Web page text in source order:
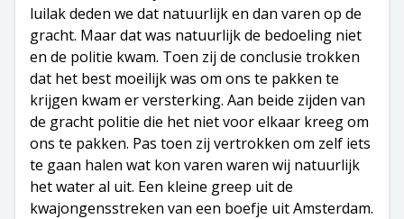
luilak deden we dat natuurlijk en dan varen op de
gracht. Maar dat was natuurlijk de bedoeling niet
en de politie kwam. Toen zij de conclusie trokken
dat het best moeilijk was om ons te pakken te
krijgen kwam er versterking. Aan beide zijden van
de gracht politie die het niet voor elkaar kreeg om
ons te pakken. Pas toen zij vertrokken om zelf iets
te gaan halen wat kon varen waren wij natuurlijk
het water al uit. Een kleine greep uit de
kwajongensstreken van een boefje uit Amsterdam.